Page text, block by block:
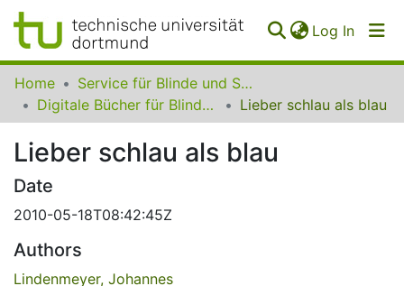
Log In
Communities
Collections
All of SfBS
FAQ
Home
Service für Blinde und Sehbehinderte der UB Dortmund
Digitale Bücher für Blinde und Sehbehinderte
Lieber schlau als blau
Lieber schlau als blau
Date
2010-05-18T08:42:45Z
Authors
Lindenmeyer, Johannes